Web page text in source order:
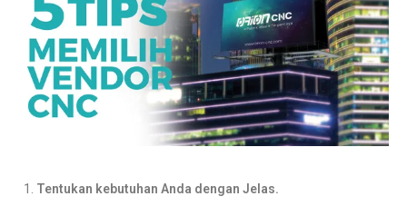
Tentukan kebutuhan Anda dengan Jelas.